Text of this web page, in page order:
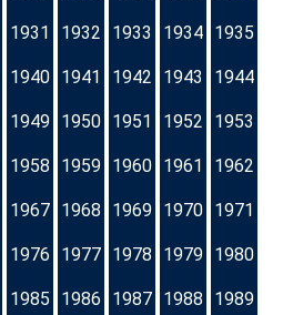
1931 1932 1933 1934 1935
1940 1941 1942 1943 1944
1949 1950 1951 1952 1953
1958 1959 1960 1961 1962
1967 1968 1969 1970 1971
1976 1977 1978 1979 1980
1985 1986 1987 1988 1989